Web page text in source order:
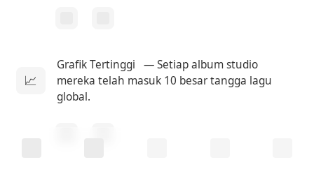
📈
Grafik Tertinggi
— Setiap album studio
mereka telah masuk 10 besar tangga lagu
global.